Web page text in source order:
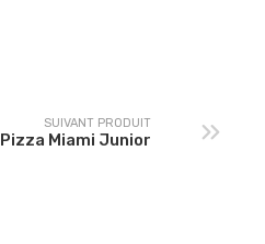
SUIVANT PRODUIT
Pizza Miami Junior